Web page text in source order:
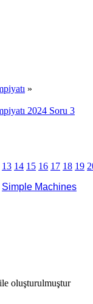
»
2024 Soru 3
13 14 15 16 17 18 19
Simple Machines
oluşturulmuştur